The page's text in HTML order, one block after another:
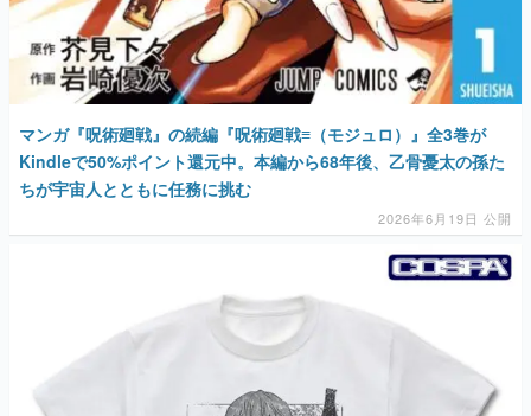
マンガ『呪術廻戦』の続編『呪術廻戦≡（モジュロ）』全3巻が
Kindleで50%ポイント還元中。本編から68年後、乙骨憂太の孫た
ちが宇宙人とともに任務に挑む
2026年6月19日 公開